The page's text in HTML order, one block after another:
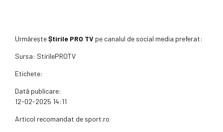
UrmăreșteȘtirile PRO TV pe canalul de social media preferat:
Sursa: StirilePROTV
Etichete:
Dată publicare:
12-02-2025 14:11
Articol recomandat de sport.ro